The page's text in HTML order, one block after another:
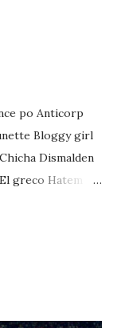
po Anticorp
Bloggy girl
Dismalden
greco Hatem
Massir mots a